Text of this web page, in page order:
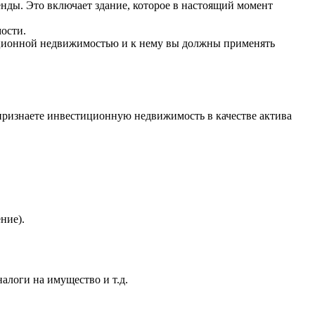
Это включает здание, которое в настоящий момент
недвижимостью и к нему вы должны применять
инвестиционную недвижимость в качестве актива
на имущество и т.д.